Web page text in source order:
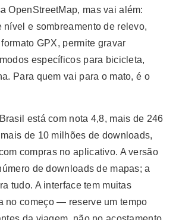
OpenStreetMap, mas vai além:
nível e sombreamento de relevo,
GPX, permite gravar
específicos para bicicleta,
Para quem vai para o mato, é o
está com nota 4,8, mais de 246
de 10 milhões de downloads,
compras no aplicativo. A versão
de downloads de mapas; a
tudo. A interface tem muitas
no começo — reserve um tempo